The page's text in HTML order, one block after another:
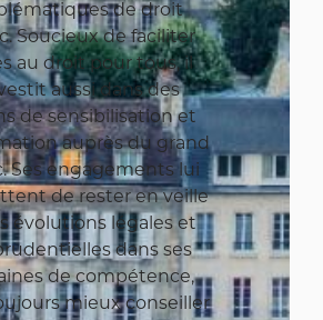
de droit
Soucieux de faciliter
au droit pour tous, il
aussi dans des
de sensibilisation et
auprès du grand
Ses engagements lui
de rester en veille
évolutions légales et
dans ses
de compétence,
mieux conseiller